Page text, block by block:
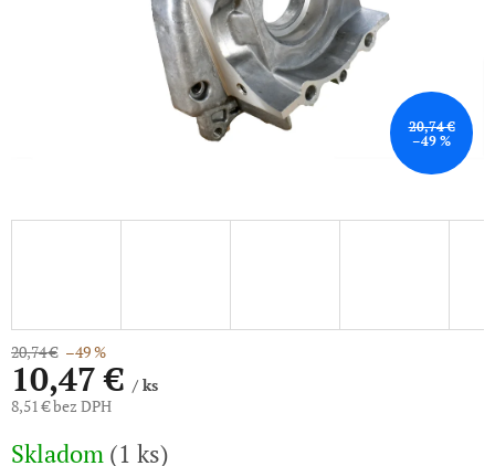
20,74 €
–49 %
20,74 € –49 %
10,47 €/ ks
8,51 € bez DPH
cena:
Skladom (1 ks)